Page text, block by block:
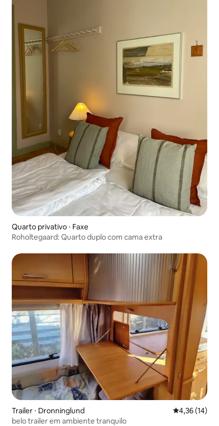
Quarto privativo ⋅ Faxe
Roholtegaard: Quarto duplo com cama extra
Trailer ⋅ Dronninglund 4,36 de uma
4,36 (14)
belo trailer em ambiente tranquilo